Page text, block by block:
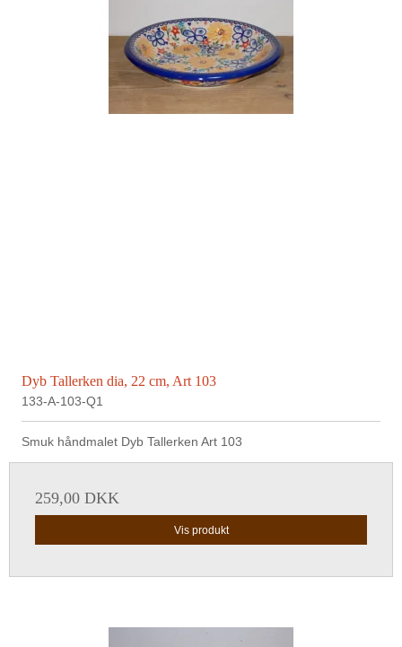
Dyb Tallerken dia, 22 cm, Art 103
133-A-103-Q1
Smuk håndmalet Dyb Tallerken Art 103
259,00 DKK
Vis produkt